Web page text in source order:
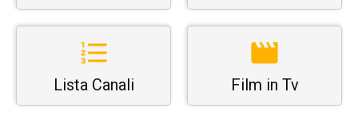
Lista Canali Film in Tv